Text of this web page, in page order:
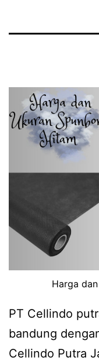
Harga
PT Cellindo
bandung
Cellindo Putra